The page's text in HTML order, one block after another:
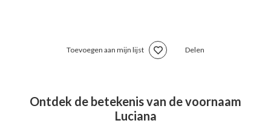
Toevoegen aan mijn lijst Delen
Ontdek de betekenis van de voornaam
Luciana